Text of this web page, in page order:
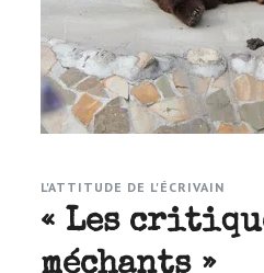
L'ATTITUDE DE L'ÉCRIVAIN
« Les
méchants »